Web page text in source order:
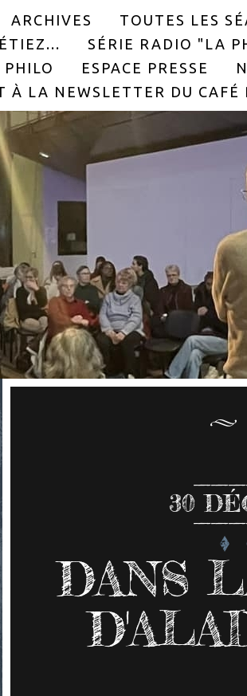
ARCHIVES TOUTES LES
SÉRIE RADIO "LA
PHILO
ESPACE PRESSE
À LA NEWSLETTER DU CAFÉ
30
DANS